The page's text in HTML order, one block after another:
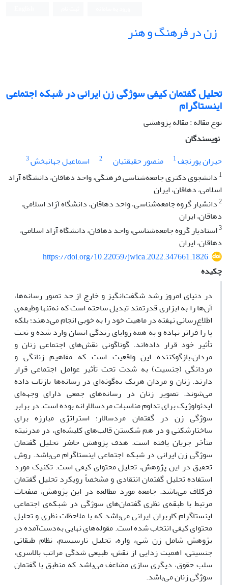
زن در فرهنگ و هنر
تحلیل گفتمان کیفی سوژگی زن ایرانی در شبکه اجتماعی
اینستاگرام
نوع مقاله : مقاله پژوهشی
نویسندگان
حیران پورنجف1 منصور حقیقتیان 2 اسماعیل جهانبخش3
1 دانشجوی دکتری جامعه‌شناسی فرهنگی، واحد دهاقان، دانشگاه آزاد
اسلامی، دهاقان، ایران
2دانشیار گروه جامعه‌شناسی، واحد دهاقان، دانشگاه آزاد اسلامی،
دهاقان، ایران
3استادیار گروه جامعه‌شناسی، واحد دهاقان، دانشگاه آزاد اسلامی،
دهاقان، ایران
https://doi.org/10.22059/jwica.2022.347661.1826
چکیده
در دنیای امروز رشد شگفت‌انگیز و خارج از حد تصور رسانه‌ها،
آن‌ها را به ابزاری قدرتمند تبدیل ساخته است که نه‌تنها وظیفه‌ی
اطلاع‌رسانی نهفته در ماهیت خود را به خوبی انجام می‌دهند؛ بلکه
پا را فراتر نهاده و به همه زوایای زندگی انسان وارد شده و تحت
تأثیر خود قرار داده‌اند. گوناگونی نقش‌های اجتماعی زنان و
مردان،بازگوکننده این واقعیت است که مفاهیم زنانگی و
مردانگی (جنسیت) به شدت تحت تأثیر عوامل اجتماعی قرار
دارند. زنان و مردان هریک به‌گونه‌ای در رسانه‌ها بازتاب داده
می‌شوند. تصویر زنان در رسانه‌های جمعی دارای وجهه‌ای
ایدئولوژیک برای تداوم مناسبات مردسالارانه بوده است. در برابر
سوژگی زن در گفتمان مردسالار؛ استراتژی مبارزه برای
ساختارشکنی و در هم شکستن قالب‌های کلیشه‌ای، در مدرنیته
متأخر جریان یافته است. هدف پژوهش حاضر تحلیل گفتمان
سوژگی زن ایرانی در شبکه اجتماعی اینستاگرام می‌باشد. روش
تحقیق در این پژوهش، تحلیل محتوای کیفی است. تکنیک مورد
استفاده تحلیل گفتمان انتقادی و مشخصاً رویکرد تحلیل گفتمان
فرکلاف می‌باشد. جامعه مورد مطالعه در این پژوهش، صفحات
مرتبط با طبقه‌ی نظری گفتمان‌های سوژگی در شبکه‌ی اجتماعی
اینستاگرام کاربران ایرانی می‌باشد که با ملاحظات نظری و تحلیل
محتوای کیفی انتخاب شده است. مقوله‌های نهایی به‌دست‌آمده در
پژوهش شامل زن شیء واره، تجلیل نارسیسم، نظام طبقاتی
جنسیتی، اهمیت زدایی از نقش، طبیعی شدگی مراتب بالاسری،
سلب حقوق، دیگری سازی مضاعف می‌باشد که منطبق با گفتمان
سوژگی زنان می‌باشد.